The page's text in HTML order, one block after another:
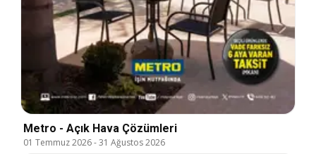
Metro - Açık Hava Çözümleri
01 Temmuz 2026-31 Ağustos 2026